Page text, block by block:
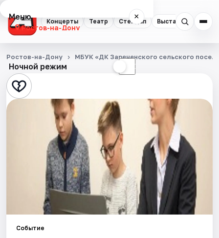
Концерты Театр Стендап Выставки
Меню ×
Ростов-на-Дону
Концерты
Театр
Стендап
Экскурсии
События
Ночной режим ☾
Ростов-на-Дону МБУК «ДК Зареченского сельского
Событие